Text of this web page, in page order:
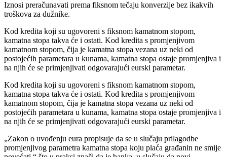
Iznosi preračunavati prema fiksnom tečaju konverzije bez ikakvih
troškova za dužnike.
Kod kredita koji su ugovoreni s fiksnom kamatnom stopom,
kamatna stopa takva će i ostati. Kod kredita s promjenjivom
kamatnom stopom, čija je kamatna stopa vezana uz neki od
postojećih parametara u kunama, kamatna stopa ostaje promjenjiva i
na njih će se primjenjivati odgovarajući eurski parametar.
Kod kredita koji su ugovoreni s fiksnom kamatnom stopom,
kamatna stopa takva će i ostati. Kod kredita s promjenjivom
kamatnom stopom, čija je kamatna stopa vezana uz neki od
postojećih parametara u kunama, kamatna stopa ostaje promjenjiva i
na njih će se primjenjivati odgovarajući eurski parametar.
„Zakon o uvođenju eura propisuje da se u slučaju prilagodbe
promjenjivog parametra kamatna stopa koju plaća građanin ne smije